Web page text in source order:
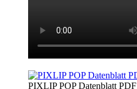
PIXLIP POP Datenblatt PDF